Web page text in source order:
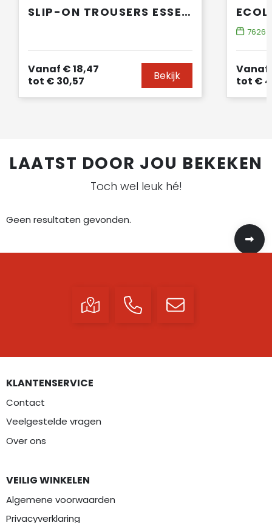
SLIP-ON TROUSERS ESSENTIAL
Vanaf € 18,47
tot € 30,57 Bekijk
7626
Vanaf
tot €
LAATST DOOR JOU BEKEKEN
Toch wel leuk hé!
Geen resultaten gevonden.
KLANTENSERVICE
Contact
Veelgestelde vragen
Over ons
VEILIG WINKELEN
Algemene voorwaarden
Privacyverklaring